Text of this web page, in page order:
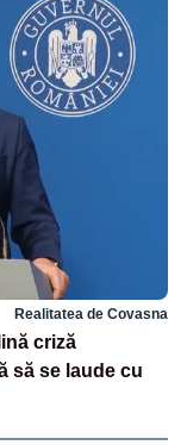
Realitatea de Covasna
criză
să se laude cu